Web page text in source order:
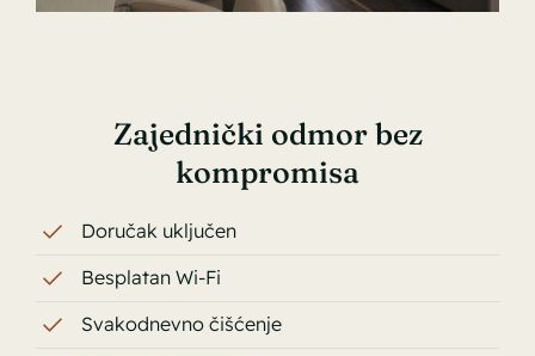
Zajednički odmor bez
kompromisa
Doručak uključen
Besplatan Wi-Fi
Svakodnevno čišćenje